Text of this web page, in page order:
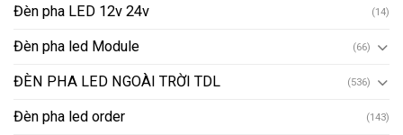
Đèn pha LED 12v 24v (14)
Đèn pha led Module (66)
ĐÈN PHA LED NGOÀI TRỜI TDL (536)
Đèn pha led order (143)